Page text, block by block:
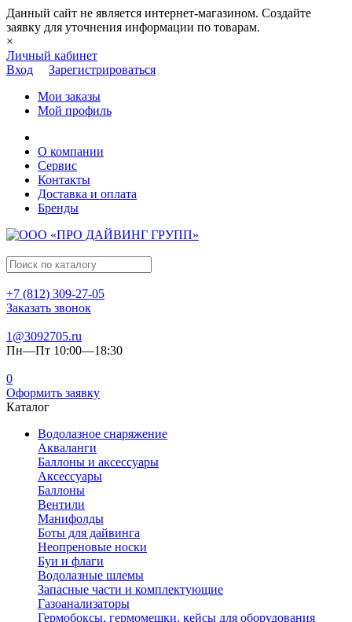
Данный сайт не является интернет-магазином. Создайте
заявку для уточнения информации по товарам.
×
Личный кабинет
Вход
Зарегистрироваться
Мои заказы
Мой профиль
О компании
Сервис
Контакты
Доставка и оплата
Бренды
+7 (812) 309-27-05
Заказать звонок
1@3092705.ru
Пн—Пт 10:00—18:30
0
Оформить заявку
Каталог
Водолазное снаряжение
Акваланги
Баллоны и аксессуары
Аксессуары
Баллоны
Вентили
Манифолды
Боты для дайвинга
Неопреновые носки
Буи и флаги
Водолазные шлемы
Запасные части и комплектующие
Газоанализаторы
Гермобоксы, гермомешки, кейсы для оборудования